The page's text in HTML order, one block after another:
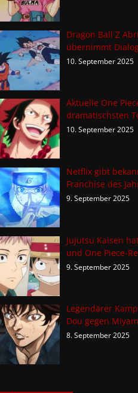
Dragon Ball Z
übernimmt
10. September 2025
Aktuelle One
dramatischsten
10. September 2025
Netflix gibt
Franchise des
9. September 2025
Jujutsu Kaisen
und One Piece-
9. September 2025
Legendärer
Dou gegen
8. September 2025